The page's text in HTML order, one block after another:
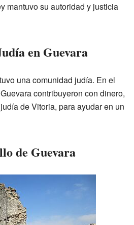
mantuvo su autoridad y justicia
en Guevara
una comunidad judía. En el
contribuyeron con dinero,
de Vitoria, para ayudar en un
de Guevara